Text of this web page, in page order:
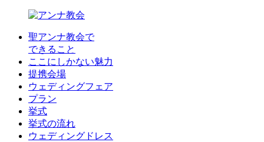
聖アンナ教会で
できること
ここにしかない魅力
提携会場
ウェディングフェア
プラン
挙式
挙式の流れ
ウェディングドレス